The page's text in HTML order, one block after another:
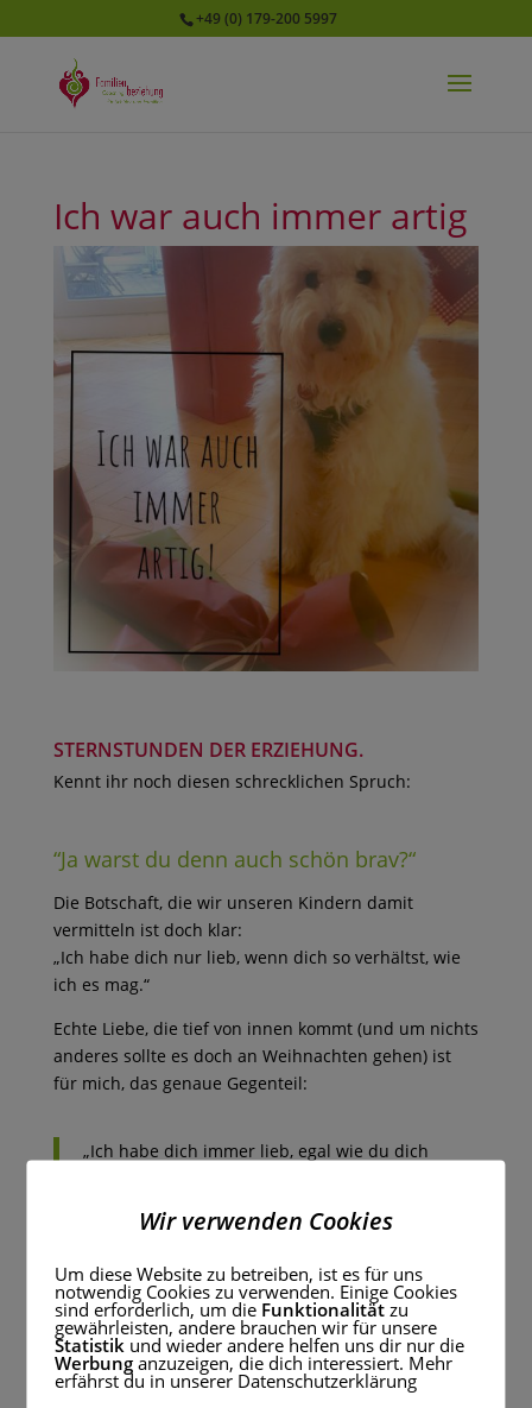
+49 (0) 179-200 5997
Ich war auch immer artig
STERNSTUNDEN DER ERZIEHUNG.
Kennt ihr noch diesen schrecklichen Spruch:
“Ja warst du denn auch schön brav?“
Die Botschaft, die wir unseren Kindern damit
vermitteln ist doch klar:
„Ich habe dich nur lieb, wenn dich so verhältst, wie
ich es mag.“
Echte Liebe, die tief von innen kommt (und um nichts
anderes sollte es doch an Weihnachten gehen) ist
für mich, das genaue Gegenteil:
„Ich habe dich immer lieb, egal wie du dich
nochmal…)
(Meine Studienleiterin sagte immer so schön: „…und
wenn du jemanden umbringst, dann besuche ich
dich im Gefängnis.“)
Die Botschaft dahinter ist ebenso klar:
Wir verwenden Cookies
Um diese Website zu betreiben, ist es für uns
notwendig Cookies zu verwenden. Einige Cookies
sind erforderlich, um die Funktionalität zu
gewährleisten, andere brauchen wir für unsere
Statistik und wieder andere helfen uns dir nur die
Werbung anzuzeigen, die dich interessiert. Mehr
erfährst du in unserer Datenschutzerklärung